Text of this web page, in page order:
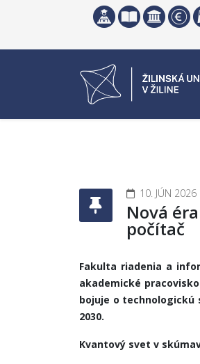
10. JÚN 2026
Nová
počítač
Fakulta riadenia a
akademické
bojuje o technologickú
2030.
Kvantový svet v